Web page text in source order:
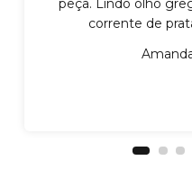
peça. Lindo olho
corrente de